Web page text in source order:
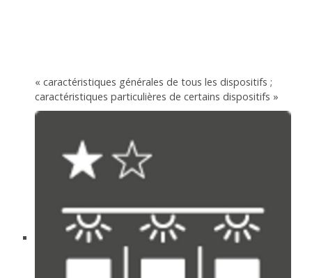
« caractéristiques générales de tous les dispositifs ;
caractéristiques particulières de certains dispositifs »